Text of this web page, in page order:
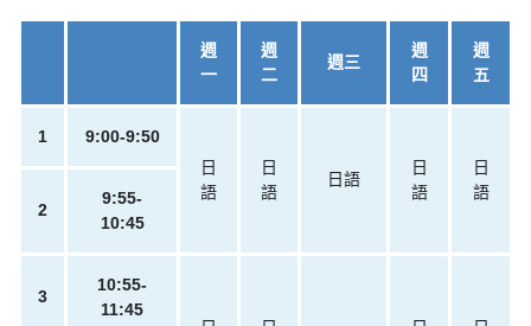
週
一
週
二
週三
週
四
週
五
1
9:00-9:50
日
語
日
語
日語
日
語
日
語
2
9:55-
10:45
3
10:55-
11:45